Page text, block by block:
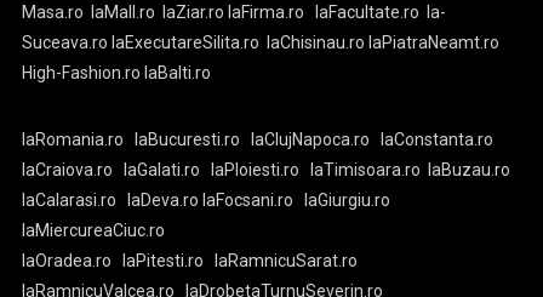
Masa.ro
laMall.ro laZiar.ro laFirma.ro laFacultate.ro
la-
Suceava.ro laExecutareSilita.ro laChisinau.ro laPiatraNeamt.ro
High-Fashion.ro laBalti.ro
laRomania.ro laBucuresti.ro laClujNapoca.ro
laConstanta.ro
laCraiova.ro
laGalati.ro laPloiesti.ro laTimisoara.ro
laBuzau.ro
laCalarasi.ro
laDeva.ro laFocsani.ro
laGiurgiu.ro
laMiercureaCiuc.ro
laOradea.ro
laPitesti.ro
laRamnicuSarat.ro
laRamnicuValcea.ro
laDrobetaTurnuSeverin.ro